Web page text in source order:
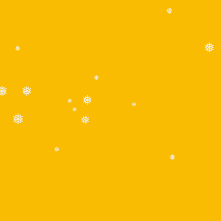
❅
❅
❅
❅